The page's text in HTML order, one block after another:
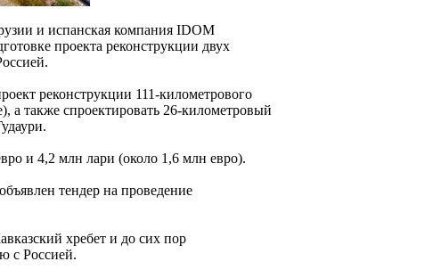
и испанская компания IDOM
проекта реконструкции двух
реконструкции 111-километрового
а также спроектировать 26-километровый
и 4,2 млн лари (около 1,6 млн евро).
тендер на проведение
хребет и до сих пор
с Россией.